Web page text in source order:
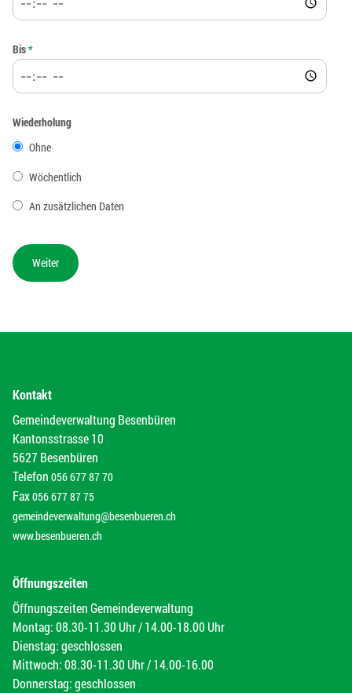
Bis*
Wiederholung
Ohne
Wöchentlich
An zusätzlichen Daten
Kontakt
Gemeindeverwaltung Besenbüren
Kantonsstrasse 10
5627 Besenbüren
Telefon 056 677 87 70
Fax056 677 87 75
gemeindeverwaltung@besenbueren.ch
www.besenbueren.ch
Öffnungszeiten
Öffnungszeiten Gemeindeverwaltung
Montag: 08.30-11.30 Uhr / 14.00-18.00 Uhr
Dienstag: geschlossen
Mittwoch: 08.30-11.30 Uhr / 14.00-16.00
Donnerstag: geschlossen